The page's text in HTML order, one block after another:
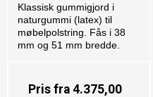
Klassisk gummigjord i
naturgummi (latex) til
møbelpolstring. Fås i 38
mm og 51 mm bredde.
Pris fra 4.375,00